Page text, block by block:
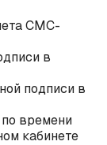
СМС-
в
подписи в
времени
кабинете